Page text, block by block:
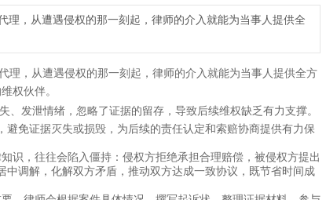
，从遭遇侵权的那一刻起，律师的介入就能为当事人提供全
理，从遭遇侵权的那一刻起，律师的介入就能为当事人提供全方
权伙伴。
发泄情绪，忽略了证据的留存，导致后续维权缺乏有力支撑。
免证据灭失或损毁，为后续的责任认定和索赔协商提供有力保
识，往往会陷入僵持：侵权方拒绝承担合理赔偿，被侵权方提出
调解，化解双方矛盾，推动双方达成一致协议，既节省时间成